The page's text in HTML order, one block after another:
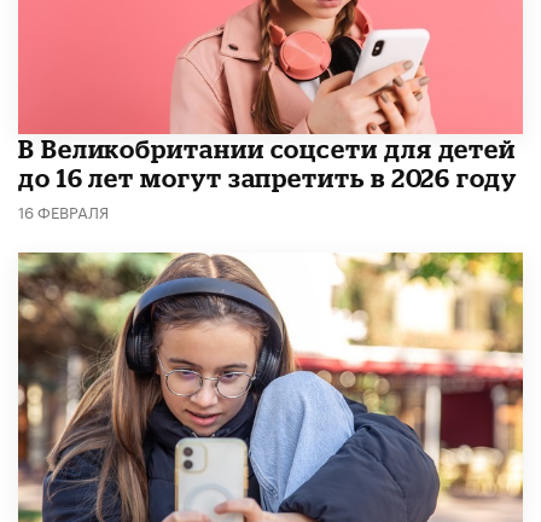
В Великобритании соцсети для детей
до 16 лет могут запретить в 2026 году
16 ФЕВРАЛЯ